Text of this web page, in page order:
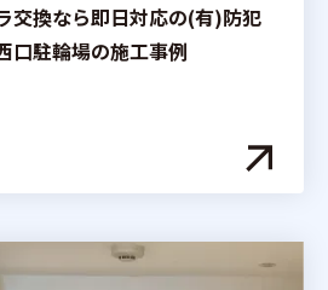
交換なら即日対応の(有)防犯
口駐輪場の施工事例